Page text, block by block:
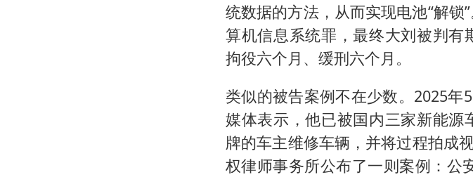
统数据的方法，从而实现电池“解
算机信息系统罪，最终大刘被判
拘役六个月、缓刑六个月。
类似的被告案例不在少数。2025年
媒体表示，他已被国内三家新能
牌的车主维修车辆，并将过程拍成
权律师事务所公布了一则案例：公